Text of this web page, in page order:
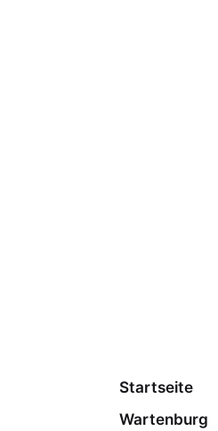
Startseite
Wartenburg